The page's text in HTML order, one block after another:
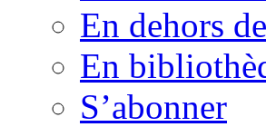
En dehors
En
S’abonner